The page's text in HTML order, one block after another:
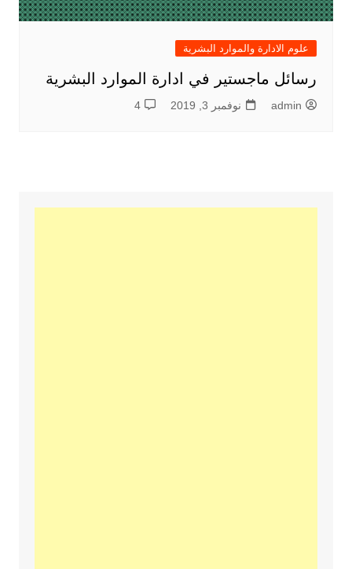
علوم الادارة والموارد البشرية
رسائل ماجستير في ادارة الموارد البشرية
admin نوفمبر 3, 2019 4